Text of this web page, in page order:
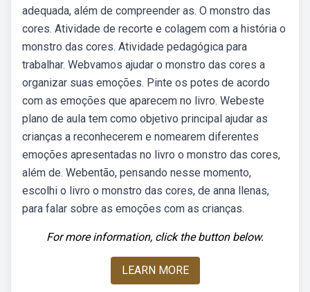
adequada, além de compreender as. O monstro das
cores. Atividade de recorte e colagem com a história o
monstro das cores. Atividade pedagógica para
trabalhar. Webvamos ajudar o monstro das cores a
organizar suas emoções. Pinte os potes de acordo
com as emoções que aparecem no livro. Webeste
plano de aula tem como objetivo principal ajudar as
crianças a reconhecerem e nomearem diferentes
emoções apresentadas no livro o monstro das cores,
além de. Webentão, pensando nesse momento,
escolhi o livro o monstro das cores, de anna llenas,
para falar sobre as emoções com as crianças.
For more information, click the button below.
LEARN MORE